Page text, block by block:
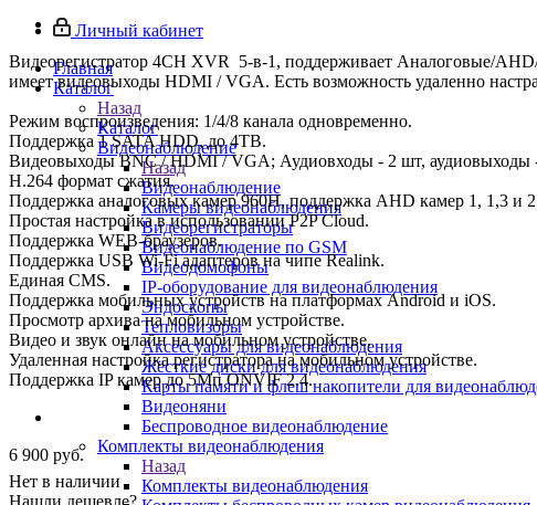
Личный кабинет
Главная
Каталог
Назад
Каталог
Видеонаблюдение
Назад
Видеонаблюдение
Камеры видеонаблюдения
Видеорегистраторы
Видеонаблюдение по GSM
Видеодомофоны
IP-оборудование для видеонаблюдения
Эндоскопы
Тепловизоры
Аксессуары для видеонаблюдения
Жёсткие диски для видеонаблюдения
Карты памяти и флеш накопители для
Видеоняни
Беспроводное видеонаблюдение
Комплекты видеонаблюдения
Назад
Комплекты видеонаблюдения
Видеорегистратор 4CH XVR 5-в-1, поддерживает Аналоговые/
имеет видеовыходы HDMI / VGA. Есть возможность удаленно
Режим воспроизведения: 1/4/8 канала одновременно.
Поддержка 1 SATA HDD, до 4TB.
Видеовыходы BNC / HDMI / VGA; Аудиовходы - 2 шт, аудиовыходы
H.264 формат сжатия.
Поддержка аналоговых камер 960H, поддержка AHD камер 1, 1,3 и
Простая настройка в использовании P2P Cloud.
Поддержка WEB-браузеров.
Поддержка USB Wi-Fi адаптеров на чипе Realink.
Единая CMS.
Поддержка мобильных устройств на платформах Android и iOS.
Просмотр архива на мобильном устройстве.
Видео и звук онлайн на мобильном устройстве.
Удаленная настройка регистратора на мобильном устройстве.
Поддержка IP камер до 5Мп ONVIF 2.4.
6 900 руб.
Нет в наличии
Нашли дешевле?